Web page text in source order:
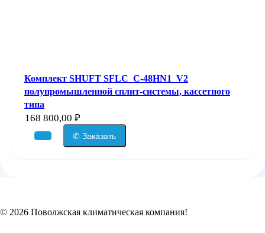
Комплект SHUFT SFLC_C-48HN1_V2
полупромышленной сплит-системы, кассетного
типа
168 800,00 ₽
✆ Заказать
© 2026 Поволжская климатическая компания!